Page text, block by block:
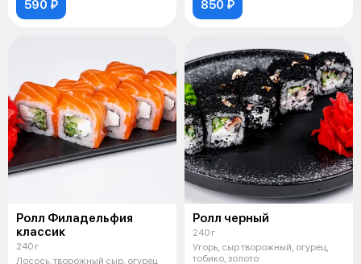
590 ₽ 850 ₽
Ролл Филадельфия
классик
240 г
Лосось, творожный сыр, огурец
Ролл черный
240 г
Угорь, сыр творожный, огурец,
тобико, золото